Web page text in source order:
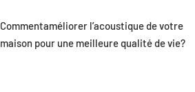
Commentaméliorer l’acoustique de votre
maison pour une meilleure qualité de vie?